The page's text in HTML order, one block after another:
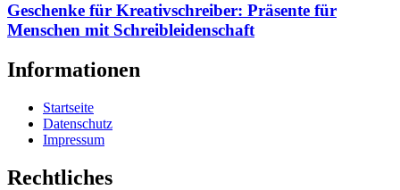
Geschenke für Kreativschreiber: Präsente für
Menschen mit Schreibleidenschaft
Informationen
Startseite
Datenschutz
Impressum
Rechtliches